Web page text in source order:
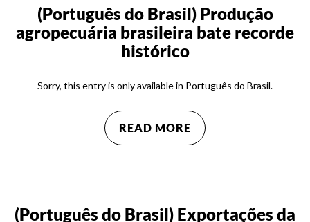
(Português do Brasil) Produção
agropecuária brasileira bate recorde
histórico
Sorry, this entry is only available in Português do Brasil.
READ MORE
(Português do Brasil) Exportações da